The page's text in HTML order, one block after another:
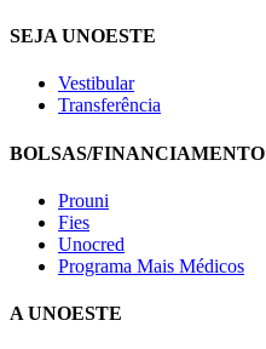
SEJA UNOESTE
Vestibular
Transferência
BOLSAS/FINANCIAMENTO
Prouni
Fies
Unocred
Programa Mais Médicos
A UNOESTE